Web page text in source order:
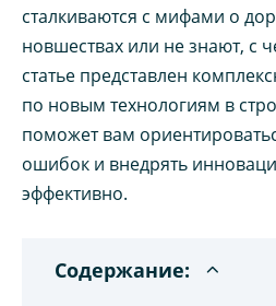
сталкиваются с мифами о
новшествах или не знают, с
статье представлен
по новым технологиям в
поможет вам
ошибок и внедрять
эффективно.
Содержание: